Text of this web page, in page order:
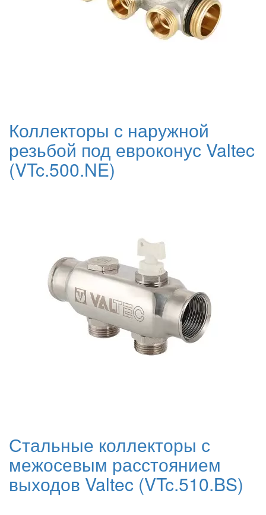
Коллекторы с наружной
резьбой под евроконус Valtec
(VTc.500.NE)
Стальные коллекторы с
межосевым расстоянием
выходов Valtec (VTc.510.BS)